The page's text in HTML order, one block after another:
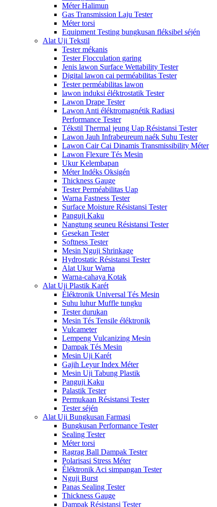
Méter Halimun
Gas Transmission Laju Tester
Méter torsi
Equipment Testing bungkusan fléksibel séjén
Alat Uji Tekstil
Tester mékanis
Tester Flocculation garing
Jenis lawon Surface Wettability Tester
Digital lawon cai perméabilitas Tester
Tester perméabilitas lawon
lawon induksi éléktrostatik Tester
Lawon Drape Tester
Lawon Anti éléktromagnétik Radiasi
Performance Tester
Tékstil Thermal jeung Uap Résistansi Tester
Lawon Jauh Infrabeureum naék Suhu Tester
Lawon Cair Cai Dinamis Transmissibility Méter
Lawon Flexure Tés Mesin
Ukur Kelembapan
Méter Indéks Oksigén
Thickness Gauge
Tester Perméabilitas Uap
Warna Fastness Tester
Surface Moisture Résistansi Tester
Panguji Kaku
Nangtung seuneu Résistansi Tester
Gesekan Tester
Softness Tester
Mesin Nguji Shrinkage
Hydrostatic Résistansi Tester
Alat Ukur Warna
Warna-cahaya Kotak
Alat Uji Plastik Karét
Éléktronik Universal Tés Mesin
Suhu luhur Muffle tungku
Tester durukan
Mesin Tés Tensile éléktronik
Vulcameter
Lempeng Vulcanizing Mesin
Dampak Tés Mesin
Mesin Uji Karét
Gajih Leyur Index Méter
Mesin Uji Tabung Plastik
Panguji Kaku
Palastik Tester
Permukaan Résistansi Tester
Tester séjén
Alat Uji Bungkusan Farmasi
Bungkusan Performance Tester
Sealing Tester
Méter torsi
Ragrag Ball Dampak Tester
Polarisasi Stress Méter
Éléktronik Aci simpangan Tester
Nguji Burst
Panas Sealing Tester
Thickness Gauge
Dampak Résistansi Tester